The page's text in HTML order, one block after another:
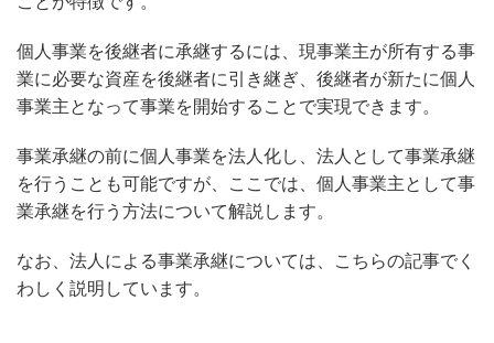
個人事業を後継者に承継するには、現事業主が所有する事
業に必要な資産を後継者に引き継ぎ、後継者が新たに個人
事業主となって事業を開始することで実現できます。
事業承継の前に個人事業を法人化し、法人として事業承継
を行うことも可能ですが、ここでは、個人事業主として事
業承継を行う方法について解説します。
なお、法人による事業承継については、こちらの記事でく
わしく説明しています。